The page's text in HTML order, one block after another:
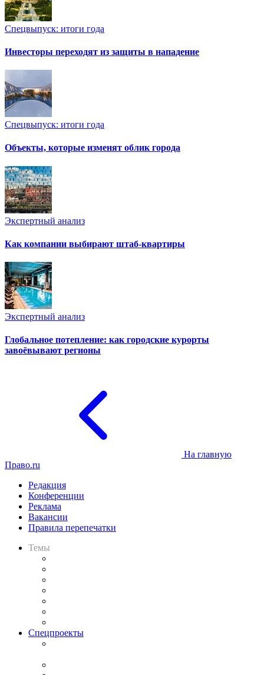
Спецвыпуск: итоги года
Инвесторы переходят из защиты в нападение
Спецвыпуск: итоги года
Объекты, которые изменят облик города
Экспертный анализ
Как компании выбирают штаб-квартиры
Экспертный анализ
Глобальное потепление: как городские курорты
завоёвывают регионы
На главную
Право.ru
Редакция
Конференции
Реклама
Вакансии
Правила перепечатки
Темы
Спецпроекты